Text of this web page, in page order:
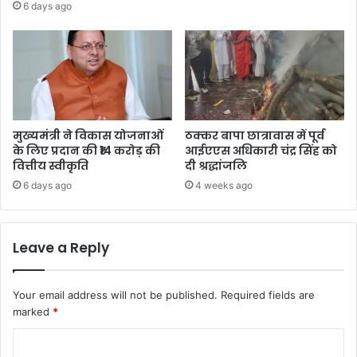
6 days ago
मुख्यमंत्री ने विकास योजनाओं
के लिए प्रदान की ₹14 करोड़ की
वित्तीय स्वीकृति
6 days ago
ठक्कर बापा छात्रावास में पूर्व
आईएएस अधिकारी चंद्र सिंह को
दी श्रद्धांजलि
4 weeks ago
Leave a Reply
Your email address will not be published. Required fields are
marked *